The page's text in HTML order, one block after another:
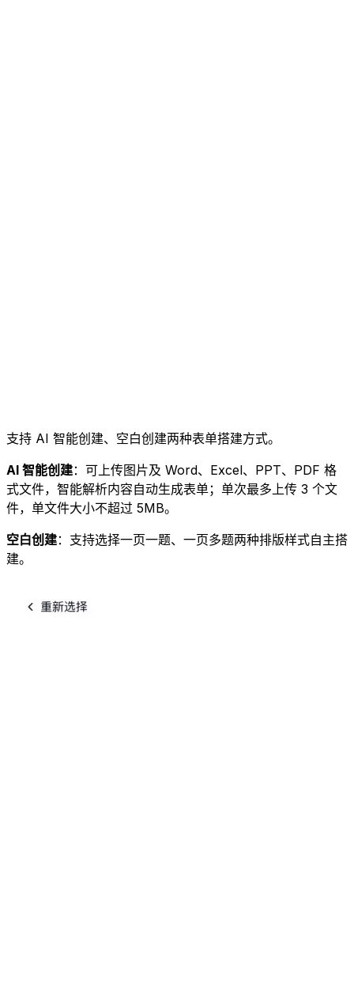
支持 AI 智能创建、空白创建两种表单搭建方式。
AI 智能创建：可上传图片及 Word、Excel、PPT、PDF 格
式文件，智能解析内容自动生成表单；单次最多上传 3 个文
件，单文件大小不超过 5MB。
空白创建：支持选择一页一题、一页多题两种排版样式自主搭
建。